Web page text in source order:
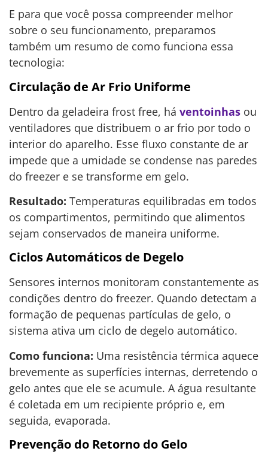
E para que você possa compreender melhor
sobre o seu funcionamento, preparamos
também um resumo de como funciona essa
tecnologia:
Circulação de Ar Frio Uniforme
Dentro da geladeira frost free, há ventoinhas ou
ventiladores que distribuem o ar frio por todo o
interior do aparelho. Esse fluxo constante de ar
impede que a umidade se condense nas paredes
do freezer e se transforme em gelo.
Resultado: Temperaturas equilibradas em todos
os compartimentos, permitindo que alimentos
sejam conservados de maneira uniforme.
Ciclos Automáticos de Degelo
Sensores internos monitoram constantemente as
condições dentro do freezer. Quando detectam a
formação de pequenas partículas de gelo, o
sistema ativa um ciclo de degelo automático.
Como funciona: Uma resistência térmica aquece
brevemente as superfícies internas, derretendo o
gelo antes que ele se acumule. A água resultante
é coletada em um recipiente próprio e, em
seguida, evaporada.
Prevenção do Retorno do Gelo